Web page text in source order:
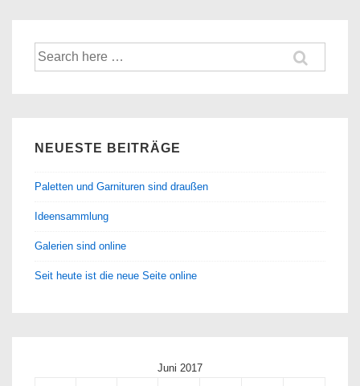
Suche
nach:
NEUESTE BEITRÄGE
Paletten und Garnituren sind draußen
Ideensammlung
Galerien sind online
Seit heute ist die neue Seite online
Juni 2017